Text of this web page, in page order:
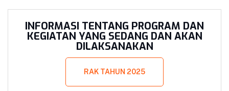
INFORMASI TENTANG PROGRAM DAN
KEGIATAN YANG SEDANG DAN AKAN
DILAKSANAKAN
RAK TAHUN 2025